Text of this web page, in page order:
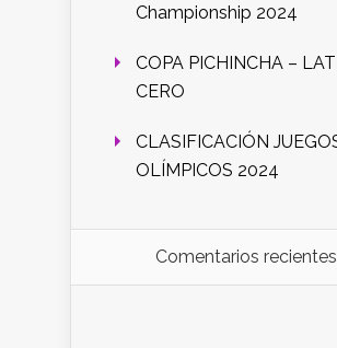
Championship 2024
COPA PICHINCHA –
CERO
CLASIFICACIÓN
OLÍMPICOS 2024
Comentarios recientes